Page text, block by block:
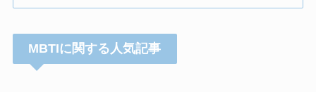
MBTIに関する人気記事